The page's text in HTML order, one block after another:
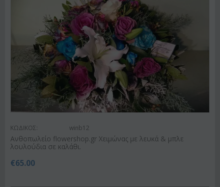
ΚΩΔΙΚΟΣ: winb12
Ανθοπωλείο flowershop.gr Χειμώνας με λευκά & μπλε
λουλούδια σε καλάθι.
€65.00